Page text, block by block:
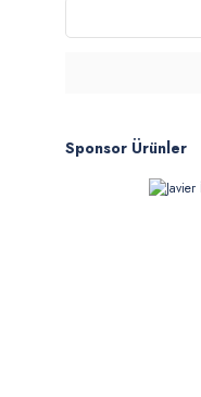
Sponsor Ürünler